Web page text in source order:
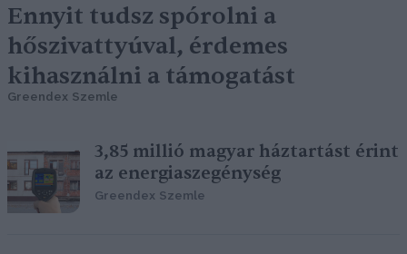
Ennyit tudsz spórolni a
hőszivattyúval, érdemes
kihasználni a támogatást
Greendex Szemle
3,85 millió magyar háztartást érint
az energiaszegénység
Greendex Szemle